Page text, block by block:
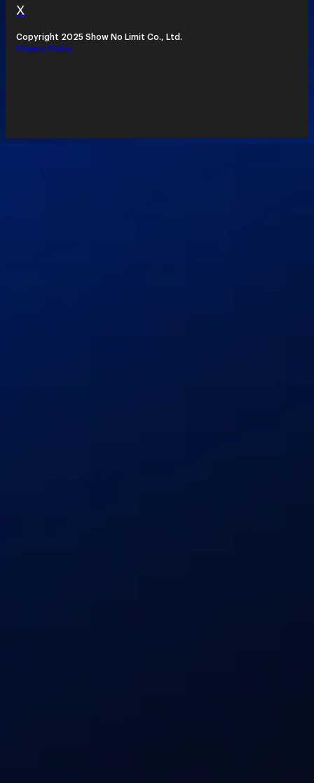
X
Copyright 2025 Show No Limit Co., Ltd.
Privacy Policy